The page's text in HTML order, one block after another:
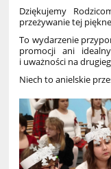
Dziękujemy
przeżywanie tej
To wydarzenie
promocji ani
i uważności na
Niech to anielskie